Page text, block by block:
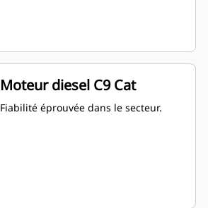
Moteur diesel C9 Cat
Fiabilité éprouvée dans le secteur.